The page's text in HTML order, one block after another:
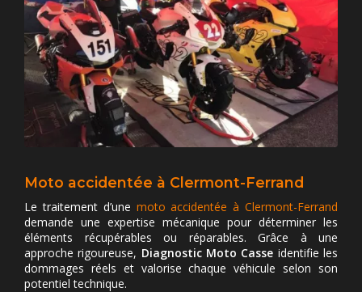
Moto accidentée à Clermont-Ferrand
Le traitement d’une moto accidentée à Clermont-Ferrand
demande une expertise mécanique pour déterminer les
éléments récupérables ou réparables. Grâce à une
approche rigoureuse, Diagnostic Moto Casse identifie les
dommages réels et valorise chaque véhicule selon son
potentiel technique.